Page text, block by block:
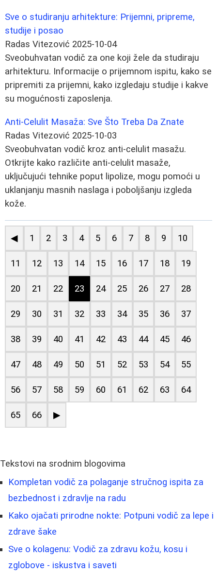
Sve o studiranju arhitekture: Prijemni, pripreme,
studije i posao
Radas Vitezović 2025-10-04
Sveobuhvatan vodič za one koji žele da studiraju
arhitekturu. Informacije o prijemnom ispitu, kako se
pripremiti za prijemni, kako izgledaju studije i kakve
su mogućnosti zaposlenja.
Anti-Celulit Masaža: Sve Što Treba Da Znate
Radas Vitezović 2025-10-03
Sveobuhvatan vodič kroz anti-celulit masažu.
Otkrijte kako različite anti-celulit masaže,
uključujući tehnike poput lipolize, mogu pomoći u
uklanjanju masnih naslaga i poboljšanju izgleda
kože.
◀ 1 2 3 4 5 6 7 8 9 10
11 12 13 14 15 16 17 18 19
20 21 22 23 24 25 26 27 28
29 30 31 32 33 34 35 36 37
38 39 40 41 42 43 44 45 46
47 48 49 50 51 52 53 54 55
56 57 58 59 60 61 62 63 64
65 66 ▶
Tekstovi na srodnim blogovima
Kompletan vodič za polaganje stručnog ispita za
bezbednost i zdravlje na radu
Kako ojačati prirodne nokte: Potpuni vodič za lepe i
zdrave šake
Sve o kolagenu: Vodič za zdravu kožu, kosu i
zglobove - iskustva i saveti